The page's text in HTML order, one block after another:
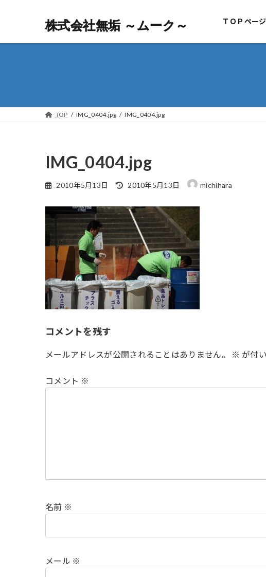
株式会社無垢 ～ムーク～
株式会社無垢 ～ムーク～ ＴＯＰページ
TOP IMG_0404.jpg IMG_0404.jpg
IMG_0404.jpg
2010年5月13日
最
新
日
時
:
2010年5月13日 michihara
コメントを残す
メールアドレスが公開されることはありません。 ※ が付
コメント ※
名前 ※
メール ※